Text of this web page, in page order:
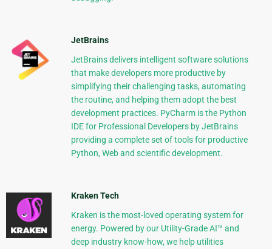
JetBrains
JetBrains delivers intelligent software solutions
that make developers more productive by
simplifying their challenging tasks, automating
the routine, and helping them adopt the best
development practices. PyCharm is the Python
IDE for Professional Developers by JetBrains
providing a complete set of tools for productive
Python, Web and scientific development.
Kraken Tech
Kraken is the most-loved operating system for
energy. Powered by our Utility-Grade AI™ and
deep industry know-how, we help utilities